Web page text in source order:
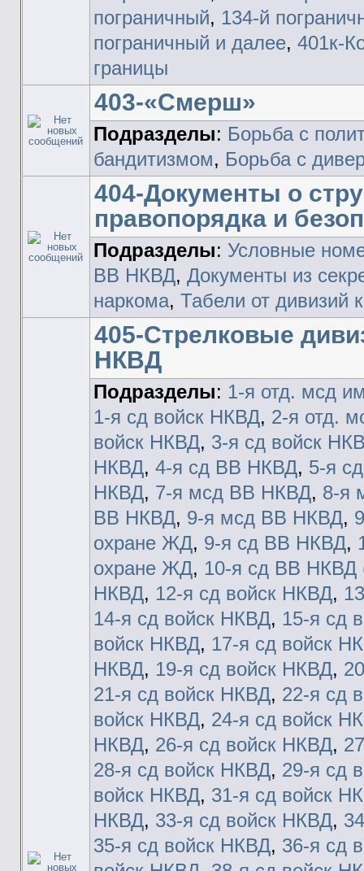
пограничный, 134-й
пограничный и далее, 401к-
границы
403-«Смерш»
Подразделы: Борьба с
бандитизмом, Борьба с
404-Документы о
правопорядка и
Подразделы: Условные
ВВ НКВД, Документы из
наркома, Табели от дивизий
405-Стрелковые
НКВД
Подразделы: 1-я отд. мсд
1-я сд войск НКВД, 2-я отд.
войск НКВД, 3-я сд войск
НКВД, 4-я сд ВВ НКВД, 5-я
НКВД, 7-я мсд ВВ НКВД, 8-я
ВВ НКВД, 9-я мсд ВВ НКВД,
охране ЖД, 9-я сд ВВ НКВД,
охране ЖД, 10-я сд ВВ НКВД
НКВД, 12-я сд войск НКВД,
14-я сд войск НКВД, 15-я сд
войск НКВД, 17-я сд войск
НКВД, 19-я сд войск НКВД,
21-я сд войск НКВД, 22-я сд
войск НКВД, 24-я сд войск
НКВД, 26-я сд войск НКВД,
28-я сд войск НКВД, 29-я сд
войск НКВД, 31-я сд войск
НКВД, 33-я сд войск НКВД,
35-я сд войск НКВД, 36-я сд